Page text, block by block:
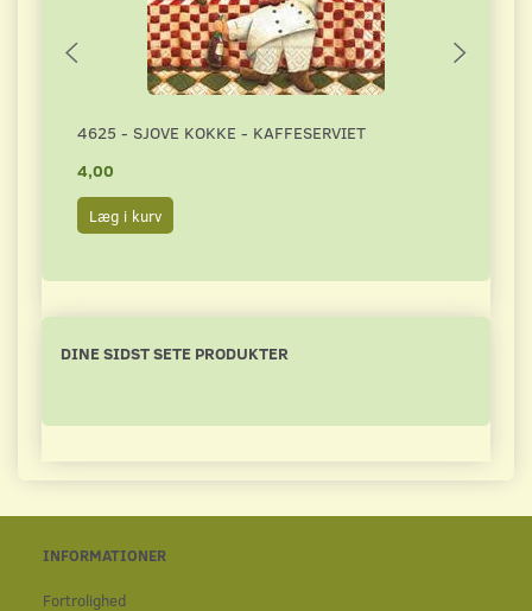
4625 - SJOVE KOKKE - KAFFESERVIET
4,00
Læg i kurv
DINE SIDST SETE PRODUKTER
INFORMATIONER
Fortrolighed